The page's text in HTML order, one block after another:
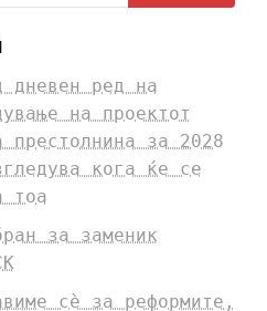
дневен ред на
на проектот
престолнина за 2028
кога ќе се
тоа
за заменик
сè за реформите,